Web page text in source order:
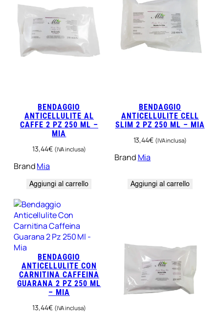
BENDAGGIO
ANTICELLULITE AL
CAFFE 2 PZ 250 ML –
MIA
13,44€ (IVA inclusa)
BrandMia
Aggiungi al carrello
BENDAGGIO
ANTICELLULITE CELL
SLIM 2 PZ 250 ML – MIA
13,44€ (IVA inclusa)
Brand Mia
Aggiungi al carrello
BENDAGGIO
ANTICELLULITE CON
CARNITINA CAFFEINA
GUARANA 2 PZ 250 ML
– MIA
13,44€ (IVA inclusa)